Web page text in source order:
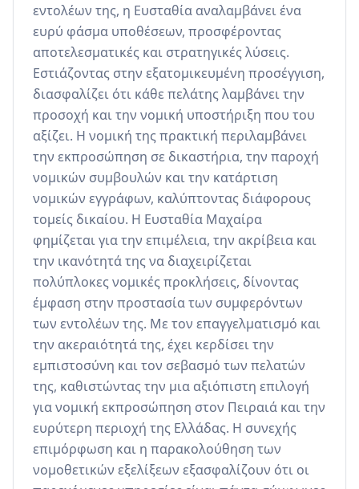
εντολέων της, η Ευσταθία αναλαμβάνει ένα
ευρύ φάσμα υποθέσεων, προσφέροντας
αποτελεσματικές και στρατηγικές λύσεις.
Εστιάζοντας στην εξατομικευμένη προσέγγιση,
διασφαλίζει ότι κάθε πελάτης λαμβάνει την
προσοχή και την νομική υποστήριξη που του
αξίζει. Η νομική της πρακτική περιλαμβάνει
την εκπροσώπηση σε δικαστήρια, την παροχή
νομικών συμβουλών και την κατάρτιση
νομικών εγγράφων, καλύπτοντας διάφορους
τομείς δικαίου. Η Ευσταθία Μαχαίρα
φημίζεται για την επιμέλεια, την ακρίβεια και
την ικανότητά της να διαχειρίζεται
πολύπλοκες νομικές προκλήσεις, δίνοντας
έμφαση στην προστασία των συμφερόντων
των εντολέων της. Με τον επαγγελματισμό και
την ακεραιότητά της, έχει κερδίσει την
εμπιστοσύνη και τον σεβασμό των πελατών
της, καθιστώντας την μια αξιόπιστη επιλογή
για νομική εκπροσώπηση στον Πειραιά και την
ευρύτερη περιοχή της Ελλάδας. Η συνεχής
επιμόρφωση και η παρακολούθηση των
νομοθετικών εξελίξεων εξασφαλίζουν ότι οι